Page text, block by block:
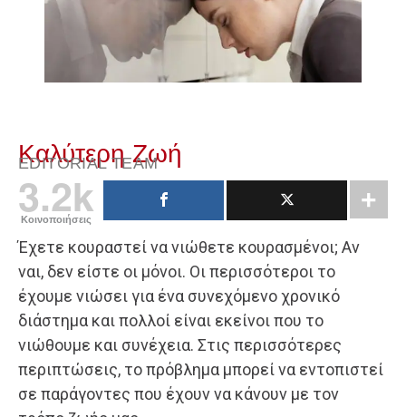
Καλύτερη Ζωή
EDITORIAL TEAM
3.2k
Κοινοποιήσεις
Έχετε κουραστεί να νιώθετε κουρασμένοι; Αν
ναι, δεν είστε οι μόνοι. Οι περισσότεροι το
έχουμε νιώσει για ένα συνεχόμενο χρονικό
διάστημα και πολλοί είναι εκείνοι που το
νιώθουμε και συνέχεια. Στις περισσότερες
περιπτώσεις, το πρόβλημα μπορεί να εντοπιστεί
σε παράγοντες που έχουν να κάνουν με τον